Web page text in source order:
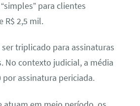
para clientes
R$ 2,5 mil.
ser triplicado para assinaturas
No contexto judicial, a média
por assinatura periciada.